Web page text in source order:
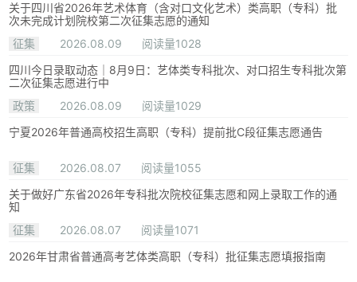
关于四川省2026年艺术体育（含对口文化艺术）类高职（专科）批
次未完成计划院校第二次征集志愿的通知
征集
2026.08.09
阅读量1028
四川今日录取动态｜8月9日：艺体类专科批次、对口招生专科批次第
二次征集志愿进行中
政策
2026.08.09
阅读量1029
宁夏2026年普通高校招生高职（专科）提前批C段征集志愿通告
征集 2026.08.07
阅读量1055
关于做好广东省2026年专科批次院校征集志愿和网上录取工作的通
知
征集
2026.08.07
阅读量1071
2026年甘肃省普通高考艺体类高职（专科）批征集志愿填报指南